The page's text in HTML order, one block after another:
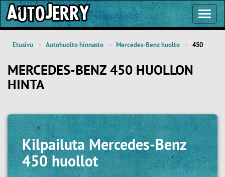
Etusivu Autohuolto hinnasto Mercedes-Benz huolto 450
MERCEDES-BENZ 450 HUOLLON
HINTA
Kilpailuta Mercedes-Benz
450 huollot